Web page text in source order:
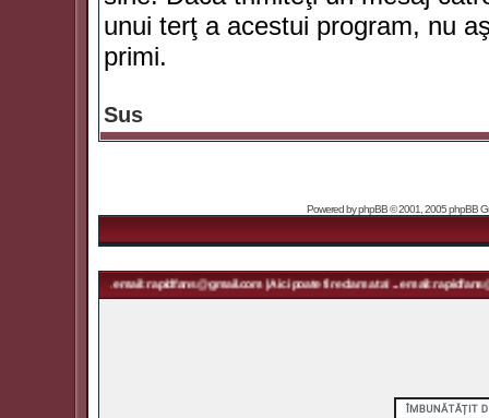
unui terţ a acestui program, nu
primi.
Sus
Powered byphpBB© 2001, 2005 phpBB
... email: rapidfans@gmail.com | Aici poate fi reclama ta! ... email: rapidfans@gmail.com